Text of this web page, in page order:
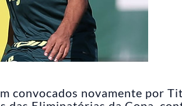
convocados novamente por